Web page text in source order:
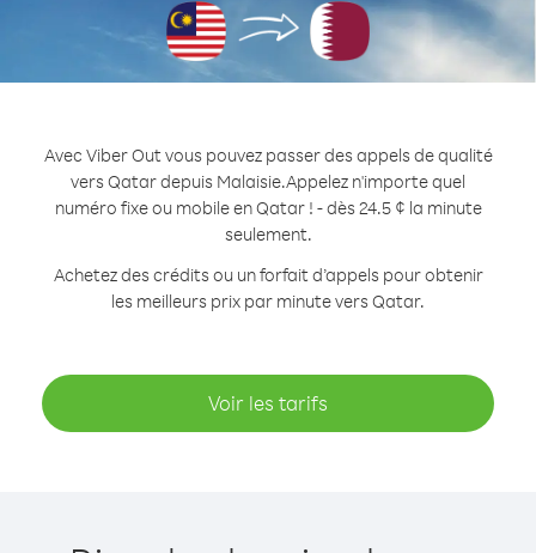
Avec Viber Out vous pouvez passer des appels de qualité
vers Qatar depuis Malaisie.Appelez n'importe quel
numéro fixe ou mobile en Qatar ! - dès 24.5 ¢ la minute
seulement.
Achetez des crédits ou un forfait d’appels pour obtenir
les meilleurs prix par minute vers Qatar.
Voir les tarifs